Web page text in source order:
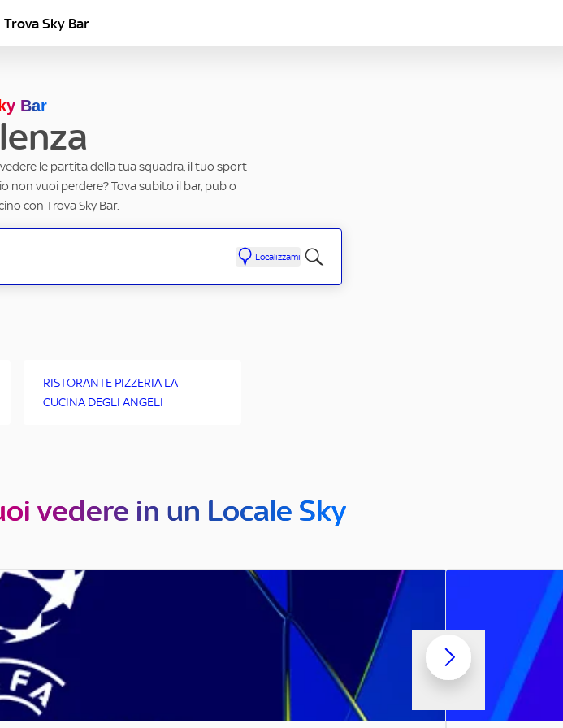
Trova Sky Bar
Bar
le partita della tua squadra, il tuo sport
non vuoi perdere? Tova subito il bar, pub o
con Trova Sky Bar.
Localizzami
RISTORANTE PIZZERIA LA
CUCINA DEGLI ANGELI
vedere in un Locale Sky